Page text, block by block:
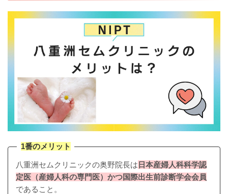
1番のメリット
八重洲セムクリニックの奥野院長は 日本産婦人科科学認
定医（産婦人科の専門医）かつ国際出生前診断学会会員
であること。